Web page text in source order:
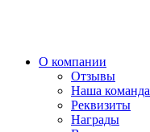
О компании
Отзывы
Наша команда
Реквизиты
Награды